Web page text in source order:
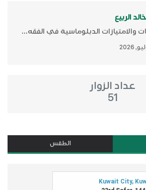
الربيع
والامتيازات الدبلوماسية في الفقه...
عداد الزوار
51
الطقس